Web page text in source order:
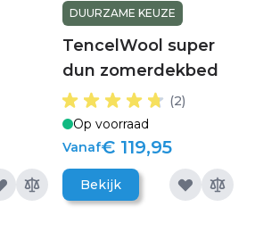
DUURZAME KEUZE
TencelWool super
dun zomerdekbed
(2)
Op voorraad
Vanaf€ 119,95
Bekijk